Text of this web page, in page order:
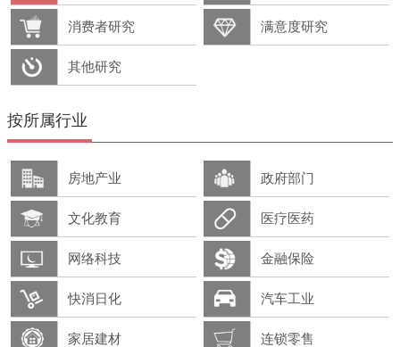
消费者研究 满意度研究
其他研究
按所属行业
房地产业 政府部门
文化教育 医疗医药
网络科技 金融保险
快消日化 汽车工业
家居建材 连锁零售